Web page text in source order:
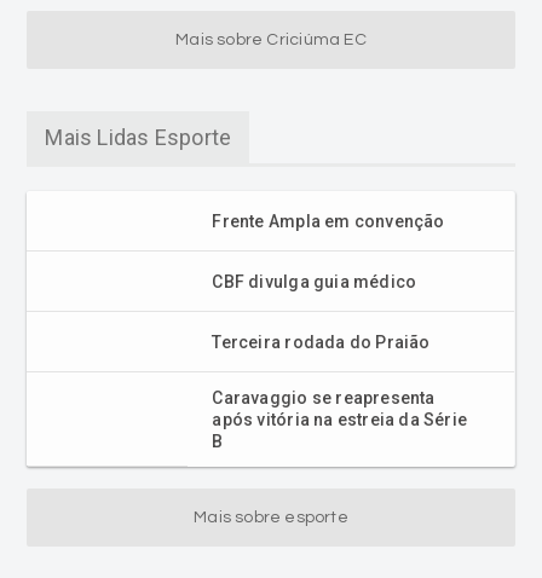
Mais sobre Criciúma EC
Mais Lidas Esporte
Frente Ampla em convenção
CBF divulga guia médico
Terceira rodada do Praião
Caravaggio se reapresenta
após vitória na estreia da Série
B
Mais sobre esporte